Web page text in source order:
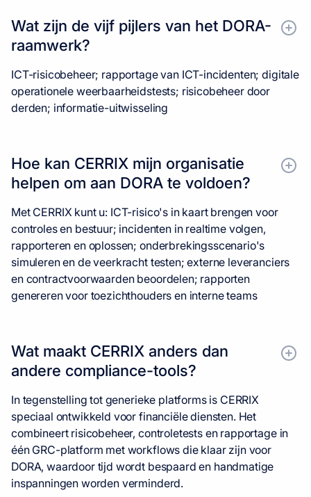
Wat zijn de vijf pijlers van het DORA-
raamwerk?
ICT-risicobeheer; rapportage van ICT-incidenten; digitale
operationele weerbaarheidstests; risicobeheer door
derden; informatie-uitwisseling
Hoe kan CERRIX mijn organisatie
helpen om aan DORA te voldoen?
Met CERRIX kunt u: ICT-risico's in kaart brengen voor
controles en bestuur; incidenten in realtime volgen,
rapporteren en oplossen; onderbrekingsscenario's
simuleren en de veerkracht testen; externe leveranciers
en contractvoorwaarden beoordelen; rapporten
genereren voor toezichthouders en interne teams
Wat maakt CERRIX anders dan
andere compliance-tools?
In tegenstelling tot generieke platforms is CERRIX
speciaal ontwikkeld voor financiële diensten. Het
combineert risicobeheer, controletests en rapportage in
één GRC-platform met workflows die klaar zijn voor
DORA, waardoor tijd wordt bespaard en handmatige
inspanningen worden verminderd.